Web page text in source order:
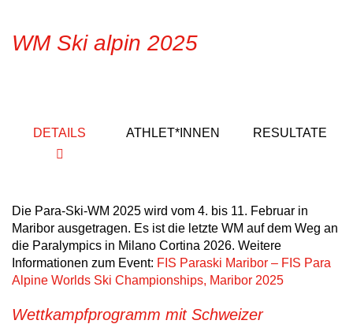
WM Ski alpin 2025
DETAILS ATHLET*INNEN RESULTATE
Die Para-Ski-WM 2025 wird vom 4. bis 11. Februar in
Maribor ausgetragen. Es ist die letzte WM auf dem Weg an
die Paralympics in Milano Cortina 2026. Weitere
Informationen zum Event: FIS Paraski Maribor – FIS Para
Alpine Worlds Ski Championships, Maribor 2025
Wettkampfprogramm mit Schweizer